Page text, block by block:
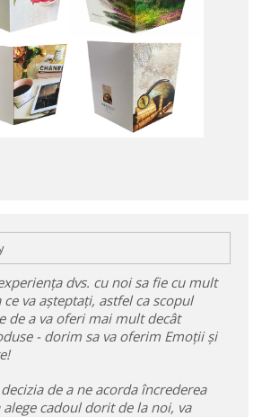
dvs. cu noi sa fie cu mult
ce va așteptați, astfel ca scopul
de a va oferi mai mult decât
- dorim sa va oferim Emoții și
de a ne acorda încrederea
alege cadoul dorit de la noi, va